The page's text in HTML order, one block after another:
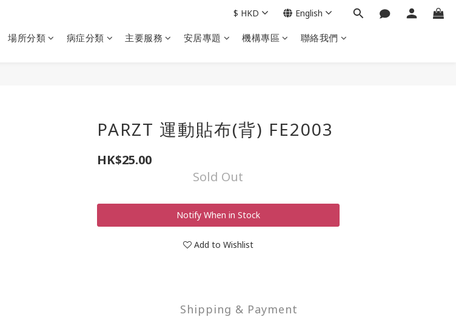
場所分類 病症分類 主要服務 安居專題 機構專區 聯絡我們
$ HKD English
PARZT 運動貼布(背) FE2003
HK$25.00
Sold Out
Notify When in Stock
Add to Wishlist
Shipping & Payment